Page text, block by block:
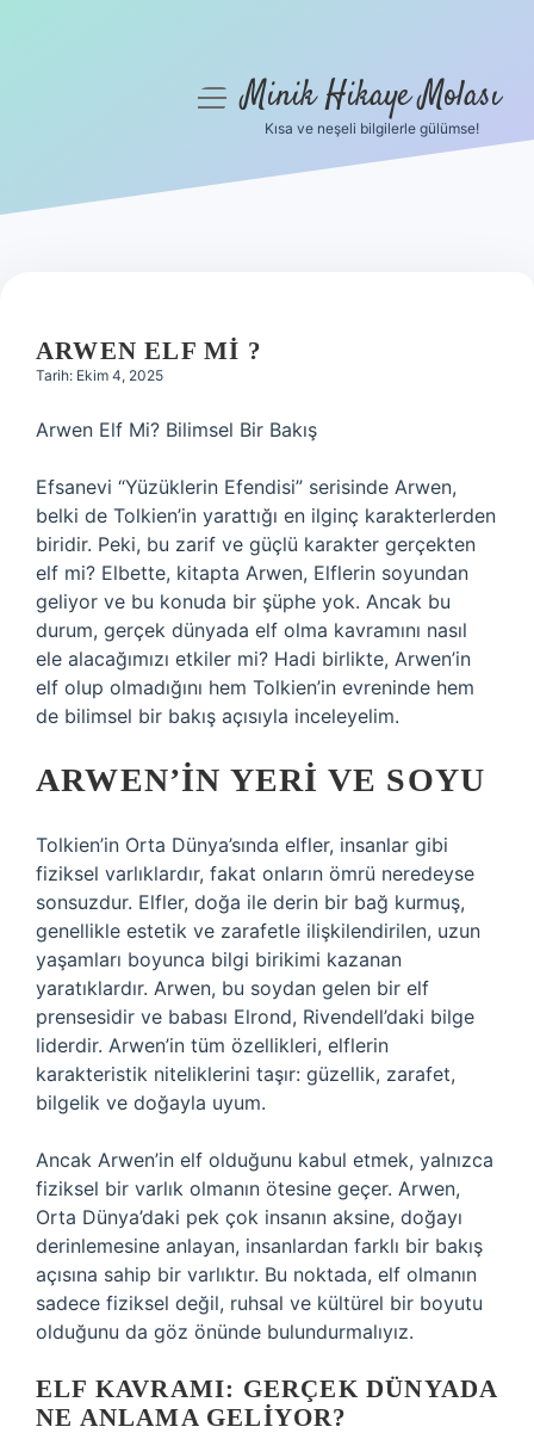
Hakkımızda
menüyüMinik Hikaye Molası
Kısa ve neşeli bilgilerle gülümse!
ARWEN ELF MI ?
Tarih: Ekim 4, 2025
Arwen Elf Mi? Bilimsel Bir Bakış
Efsanevi “Yüzüklerin Efendisi” serisinde Arwen,
belki de Tolkien’in yarattığı en ilginç karakterlerden
biridir. Peki, bu zarif ve güçlü karakter gerçekten
elf mi? Elbette, kitapta Arwen, Elflerin soyundan
geliyor ve bu konuda bir şüphe yok. Ancak bu
durum, gerçek dünyada elf olma kavramını nasıl
ele alacağımızı etkiler mi? Hadi birlikte, Arwen’in
elf olup olmadığını hem Tolkien’in evreninde hem
de bilimsel bir bakış açısıyla inceleyelim.
ARWEN’IN YERI VE SOYU
Tolkien’in Orta Dünya’sında elfler, insanlar gibi
fiziksel varlıklardır, fakat onların ömrü neredeyse
sonsuzdur. Elfler, doğa ile derin bir bağ kurmuş,
genellikle estetik ve zarafetle ilişkilendirilen, uzun
yaşamları boyunca bilgi birikimi kazanan
yaratıklardır. Arwen, bu soydan gelen bir elf
prensesidir ve babası Elrond, Rivendell’daki bilge
liderdir. Arwen’in tüm özellikleri, elflerin
karakteristik niteliklerini taşır: güzellik, zarafet,
bilgelik ve doğayla uyum.
Ancak Arwen’in elf olduğunu kabul etmek, yalnızca
fiziksel bir varlık olmanın ötesine geçer. Arwen,
Orta Dünya’daki pek çok insanın aksine, doğayı
derinlemesine anlayan, insanlardan farklı bir bakış
açısına sahip bir varlıktır. Bu noktada, elf olmanın
sadece fiziksel değil, ruhsal ve kültürel bir boyutu
olduğunu da göz önünde bulundurmalıyız.
ELF KAVRAMI: GERÇEK DÜNYADA
NE ANLAMA GELIYOR?